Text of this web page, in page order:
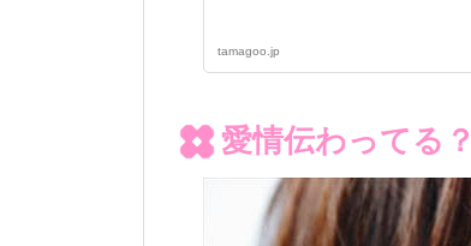
tamagoo.jp
愛情伝わってる